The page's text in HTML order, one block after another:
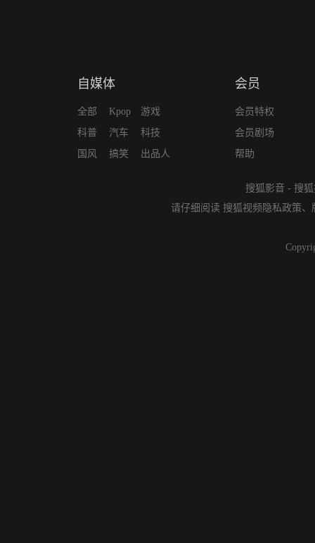
自媒体
全部
科普
国风
Kpop
汽车
搞笑
游戏
科技
出品人
会员
会员特权
会员剧场
帮助
搜狐影音 - 搜
请仔细阅读 搜狐视频隐私政策、